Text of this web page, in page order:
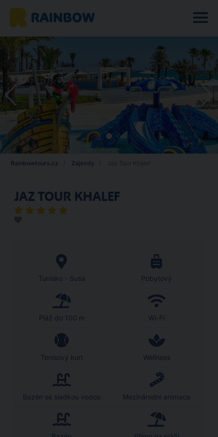
Rainbowtours.cz Zájezdy
JAZ TOUR KHALEF
Tunisko - Susa Pobytový
Pláž do 100 m Wi-Fi
Tenisový kurt Wellness
Bazén se sladkou vodou Mezinárodní animace